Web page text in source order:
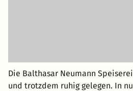
Die Balthasar Neumann
und trotzdem ruhig gelegen. In